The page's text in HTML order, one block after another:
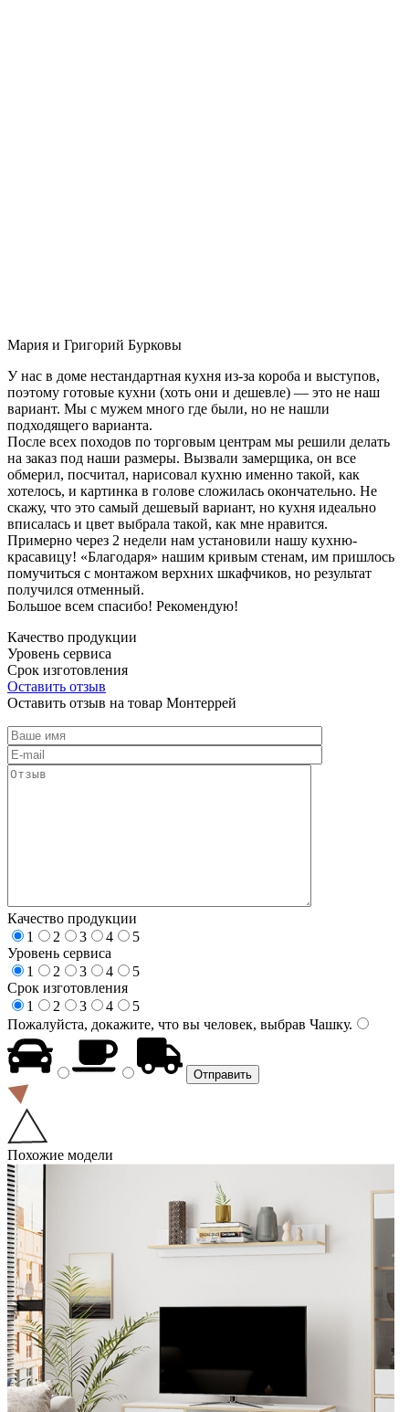
Мария и Григорий Бурковы
У нас в доме нестандартная кухня из-за короба и выступов,
поэтому готовые кухни (хоть они и дешевле) — это не наш
вариант. Мы с мужем много где были, но не нашли
подходящего варианта.
После всех походов по торговым центрам мы решили делать
на заказ под наши размеры. Вызвали замерщика, он все
обмерил, посчитал, нарисовал кухню именно такой, как
хотелось, и картинка в голове сложилась окончательно. Не
скажу, что это самый дешевый вариант, но кухня идеально
вписалась и цвет выбрала такой, как мне нравится.
Примерно через 2 недели нам установили нашу кухню-
красавицу! «Благодаря» нашим кривым стенам, им пришлось
помучиться с монтажом верхних шкафчиков, но результат
получился отменный.
Большое всем спасибо! Рекомендую!
Качество продукции
Уровень сервиса
Срок изготовления
Оставить отзыв
Оставить отзыв на товар Монтеррей
Качество продукции
1
2 3 4
5
Уровень сервиса
1
2 3 4
5
Срок изготовления
1
2 3 4
5
Пожалуйста, докажите, что вы человек, выбрав Чашку.
Похожие модели